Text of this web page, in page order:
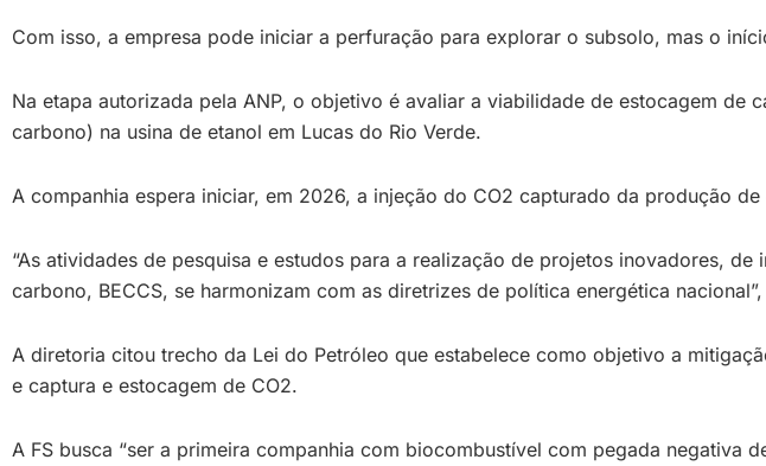
Com isso, a empresa pode iniciar a perfuração para explorar o subsolo, mas o
Na etapa autorizada pela ANP, o objetivo é avaliar a viabilidade de estocagem
carbono) na usina de etanol em Lucas do Rio Verde.
A companhia espera iniciar, em 2026, a injeção do CO2 capturado da produção de
“As atividades de pesquisa e estudos para a realização de projetos inovadores,
carbono, BECCS, se harmonizam com as diretrizes de política energética
A diretoria citou trecho da Lei do Petróleo que estabelece como objetivo a
e captura e estocagem de CO2.
A FS busca “ser a primeira companhia com biocombustível com pegada negativa